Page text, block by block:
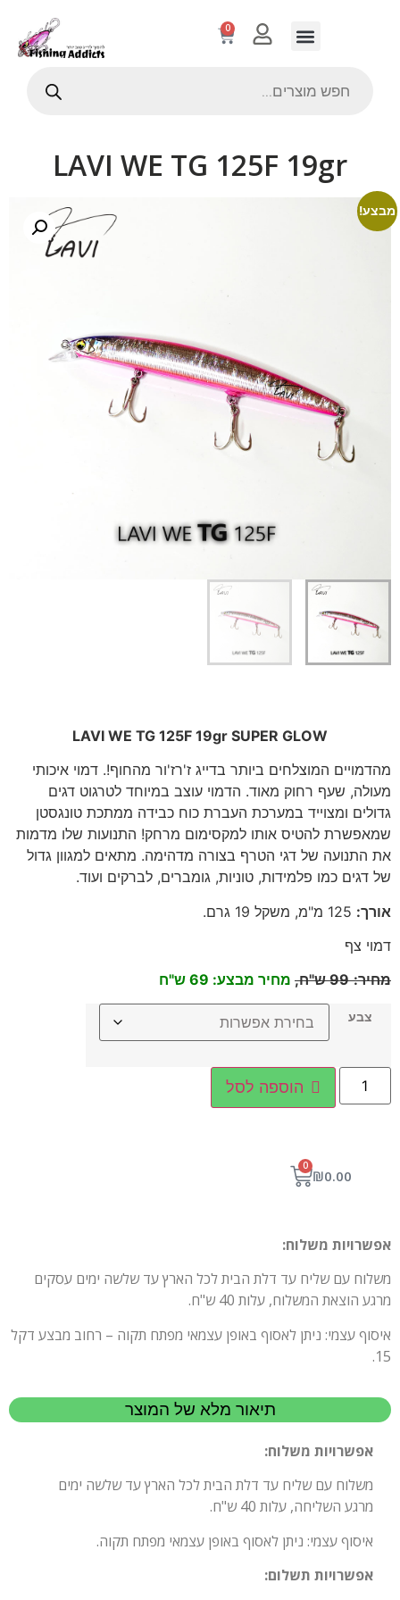
0
LAVI WE TG 125F 19gr
LAVI WE TG 125F 19gr SUPER GLOW
מהדמויים המוצלחים ביותר בדייג ז'רז'ור מהחוף!. דמוי איכותי
מעולה, שעף רחוק מאוד. הדמוי עוצב במיוחד לטרגוט דגים
גדולים ומצוייד במערכת העברת כוח כבידה ממתכת טונגסטן
שמאפשרת להטיס אותו למקסימום מרחק! התנועות שלו מדמות
את התנועה של דגי הטרף בצורה מדהימה. מתאים למגוון גדול
של דגים כמו פלמידות, טוניות, גומברים, לברקים ועוד.
אורך: מ"מ, משקל 19 גרם
.
דמוי צף
מחיר:
99 ש"ח, מחיר מבצע: 69 ש"ח
צבע
הוספה לסל
₪0.00
0
מבצע!
אפשרויות משלוח:
משלוח עם שליח עד דלת הבית לכל הארץ עד שלשה ימים עסקים
מרגע הוצאת המשלוח, עלות 40 ש"ח.
איסוף עצמי: ניתן לאסוף באופן עצמאי מפתח תקוה – רחוב מבצע דקל
15.
תיאור מלא של המוצר
אפשרויות משלוח:
משלוח עם שליח עד דלת הבית לכל הארץ עד שלשה ימים
מרגע השליחה, עלות 40 ש"ח.
איסוף עצמי: ניתן לאסוף באופן עצמאי מפתח תקוה.
אפשרויות תשלום: